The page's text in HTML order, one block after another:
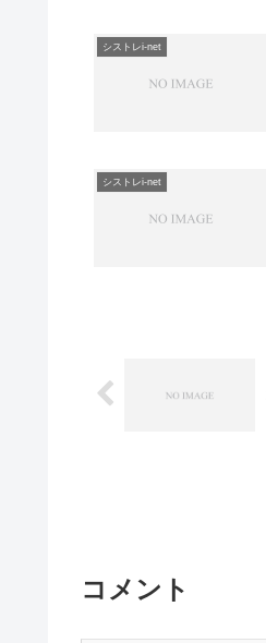
シストレi-net
シストレi-net
コメント